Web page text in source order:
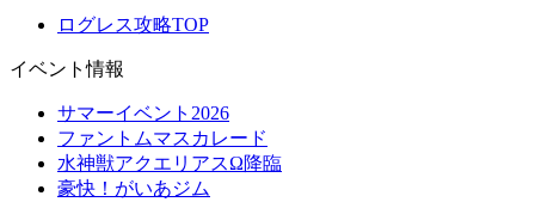
ログレス攻略TOP
イベント情報
サマーイベント2026
ファントムマスカレード
水神獣アクエリアスΩ降臨
豪快！がいあジム